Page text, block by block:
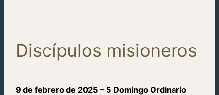
Discípulos misioneros
9 de febrero de 2025 – 5 Domingo Ordinario